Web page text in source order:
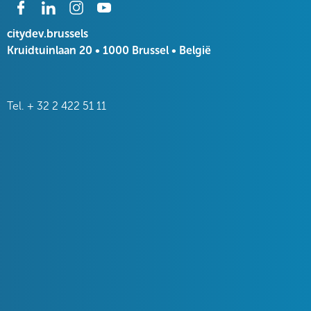
citydev.brussels
Kruidtuinlaan 20 • 1000 Brussel • België
Tel. + 32 2 422 51 11